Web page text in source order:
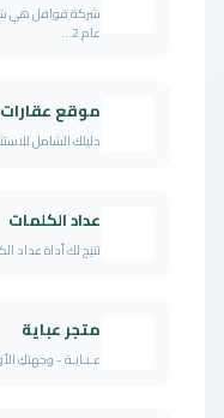
شركة قوافل هي
عام 2...
موقع
دليلك الشامل
عداد الكلمات
تتيح لك أداة عداد
متجر عباية
عـبـايـة - وجهتكِ